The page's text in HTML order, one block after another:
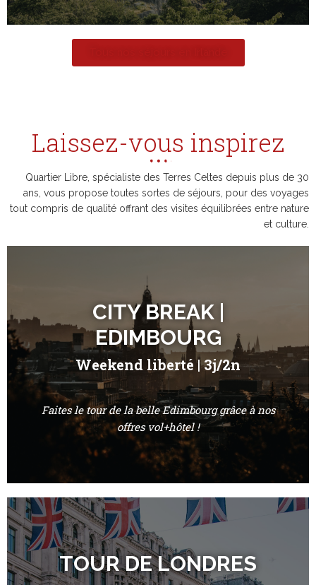
Laissez-vous inspirez
Quartier Libre, spécialiste des Terres Celtes depuis plus de 30
ans, vous propose toutes sortes de séjours, pour des voyages
tout compris de qualité offrant des visites équilibrées entre nature
et culture.
CITY BREAK |
EDIMBOURG
Weekend liberté | 3j/2n
Faites le tour de la belle Edimbourg grâce à nos
offres vol+hôtel !
TOUR DE LONDRES